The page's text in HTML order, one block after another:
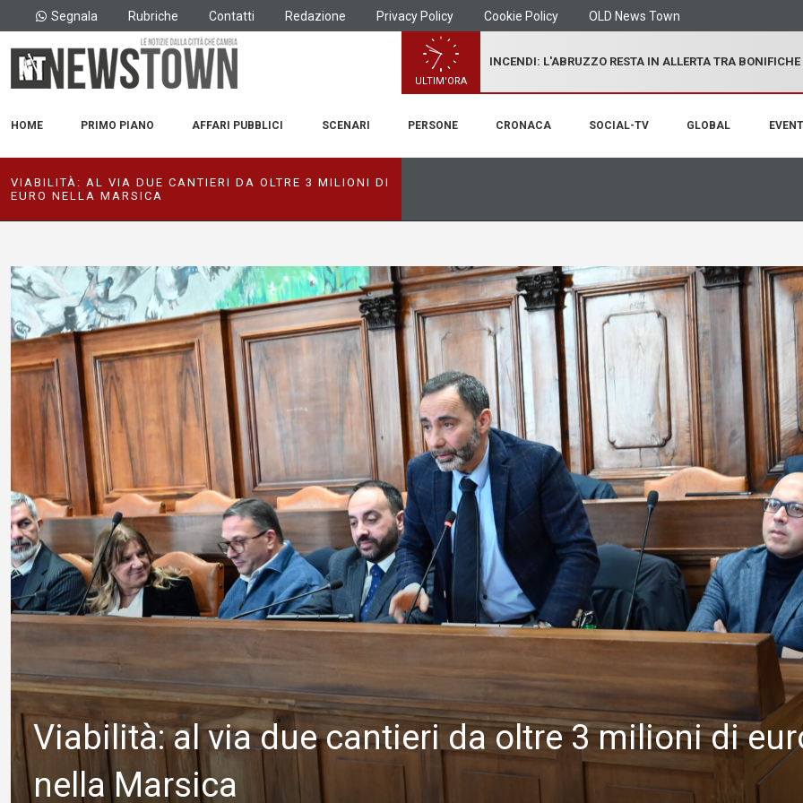
Segnala Rubriche Contatti Redazione Privacy Policy Cookie Policy OLD News Town
ULTIM'ORA
INCENDI: L'ABRUZZO RESTA IN ALLERTA TRA
HOME PRIMO PIANO AFFARI PUBBLICI SCENARI PERSONE CRONACA SOCIAL-TV GLOBAL
VIABILITÀ: AL VIA DUE CANTIERI DA OLTRE 3 MILIONI DI
EURO NELLA MARSICA
Viabilità: al via due cantieri da oltre 3 milioni di
nella Marsica